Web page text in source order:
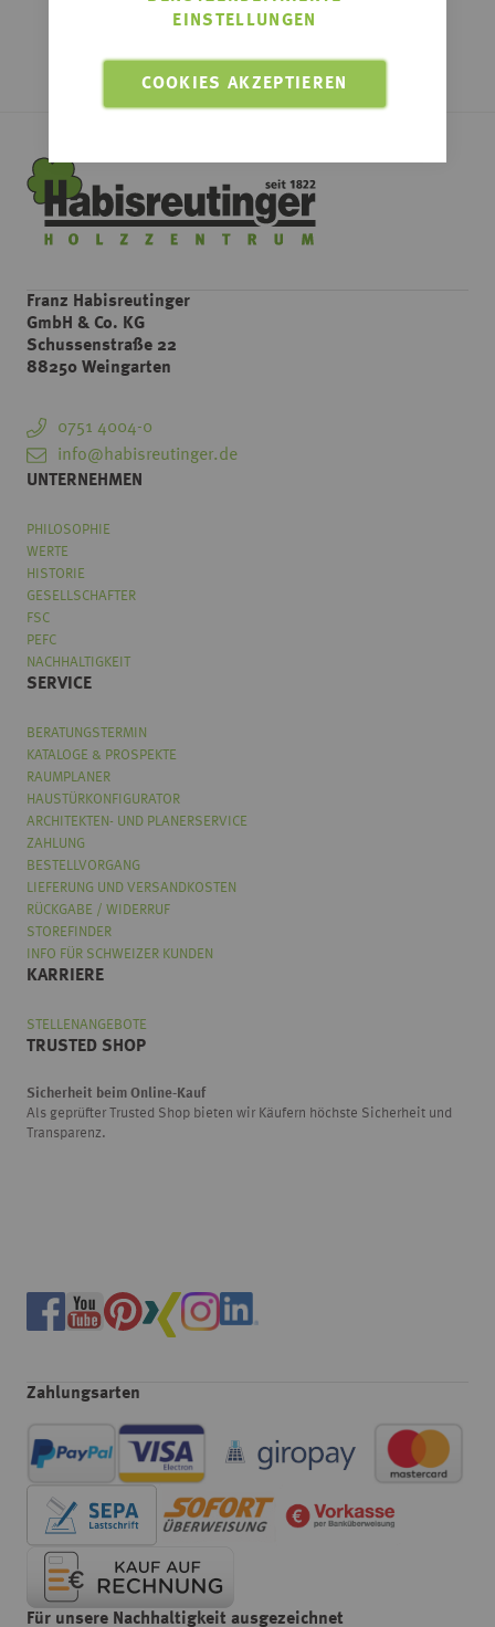
COOKIES AKZEPTIEREN
EINSTELLUNGEN
Franz Habisreutinger
GmbH & Co. KG
Schussenstraße 22
88250 Weingarten
0751 4004-0
info@habisreutinger.de
UNTERNEHMEN
PHILOSOPHIE
WERTE
HISTORIE
GESELLSCHAFTER
FSC
PEFC
NACHHALTIGKEIT
SERVICE
BERATUNGSTERMIN
KATALOGE & PROSPEKTE
RAUMPLANER
HAUSTÜRKONFIGURATOR
ARCHITEKTEN- UND PLANERSERVICE
ZAHLUNG
BESTELLVORGANG
LIEFERUNG UND VERSANDKOSTEN
RÜCKGABE / WIDERRUF
STOREFINDER
INFO FÜR SCHWEIZER KUNDEN
KARRIERE
STELLENANGEBOTE
TRUSTED SHOP
Sicherheit beim Online-Kauf
Als geprüfter Trusted Shop bieten wir Käufern höchste Sicherheit und
Transparenz.
Zahlungsarten
Für unsere Nachhaltigkeit ausgezeichnet